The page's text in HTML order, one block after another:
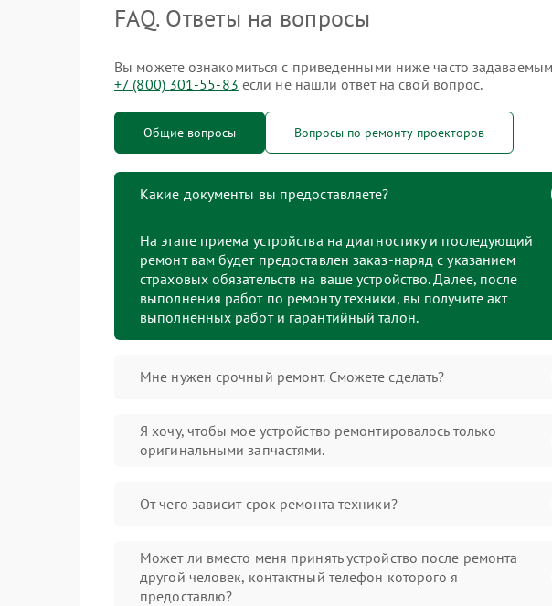
FAQ. Ответы на вопросы
Вы можете ознакомиться с приведенными ниже часто
+7 (800) 301-55-83 если не нашли ответ на свой вопрос.
Общие вопросы Вопросы по ремонту проекторов
Какие документы вы предоставляете?
На этапе приема устройства на диагностику и последующий
ремонт вам будет предоставлен заказ-наряд с указанием
страховых обязательств на ваше устройство. Далее, после
выполнения работ по ремонту техники, вы получите акт
выполненных работ и гарантийный талон.
Мне нужен срочный ремонт. Сможете сделать?
Я хочу, чтобы мое устройство ремонтировалось только
оригинальными запчастями.
От чего зависит срок ремонта техники?
Может ли вместо меня принять устройство после ремонта
другой человек, контактный телефон которого я
предоставлю?